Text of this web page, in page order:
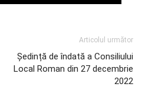
Articolul următor
Ședință de îndată a Consiliului
Local Roman din 27 decembrie
2022